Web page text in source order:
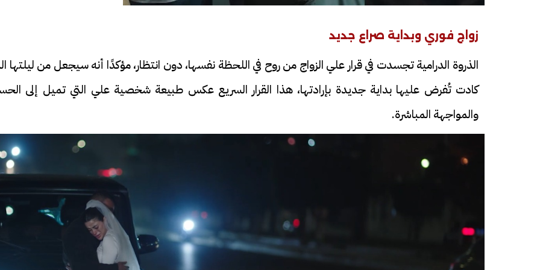
زواج فوري وبداية صراع جديد
الذروة الدرامية تجسدت في قرار علي الزواج من روح في اللحظة نفسها، دون انتظار، مؤكدًا أنه سيجعل من ليلتها
كادت تُفرض عليها بداية جديدة بإرادتها، هذا القرار السريع عكس طبيعة شخصية علي التي تميل إلى
والمواجهة المباشرة.